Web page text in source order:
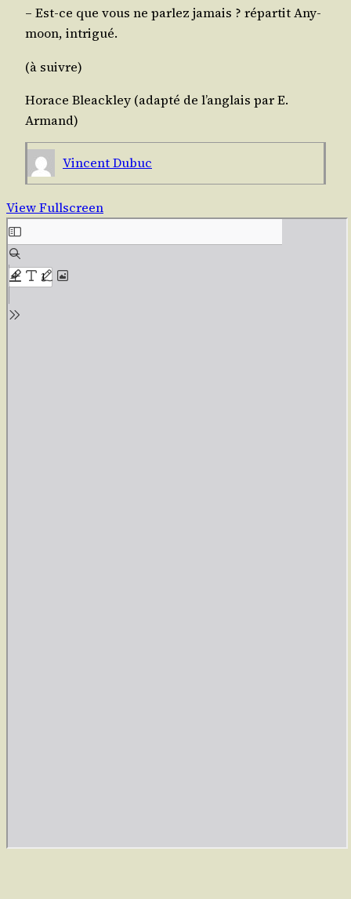
– Est-ce que vous ne par­lez jamais ? répar­tit Any­
moon, intrigué.
(à suivre)
Horace Blea­ck­ley (adap­té de l’an­glais par E.
Armand)
Vincent Dubuc
View Fullscreen